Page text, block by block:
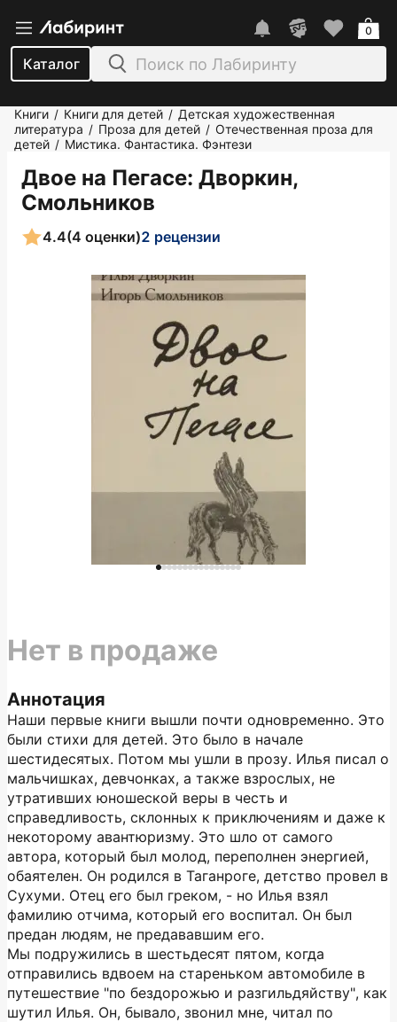
Каталог
0
Книги / Книги для детей / Детская художественная
литература / Проза для детей / Отечественная проза для
детей / Мистика. Фантастика. Фэнтези
Двое на Пегасе: Дворкин,
Смольников
4.4(4 оценки)2 рецензии
Аннотация
Наши первые книги вышли почти одновременно. Это
были стихи для детей. Это было в начале
шестидесятых. Потом мы ушли в прозу. Илья писал о
мальчишках, девчонках, а также взрослых, не
утративших юношеской веры в честь и
справедливость, склонных к приключениям и даже к
некоторому авантюризму. Это шло от самого
автора, который был молод, переполнен энергией,
обаятелен. Он родился в Таганроге, детство провел в
Сухуми. Отец его был греком, - но Илья взял
фамилию отчима, который его воспитал. Он был
предан людям, не предававшим его.
Мы подружились в шестьдесят пятом, когда
отправились вдвоем на стареньком автомобиле в
путешествие "по бездорожью и разгильдяйству", как
шутил Илья. Он, бывало, звонил мне, читал по
Нет в продаже